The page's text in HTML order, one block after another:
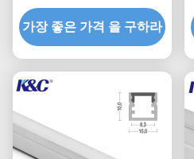
필 압출 채널
가장 좋은 가격 을 구하라